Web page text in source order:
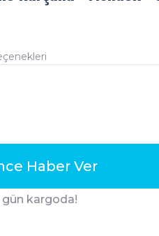
Haber Ver
gün kargoda!